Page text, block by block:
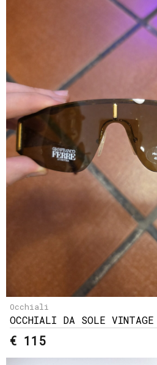
Occhiali
OCCHIALI DA SOLE VINTAGE
€ 115